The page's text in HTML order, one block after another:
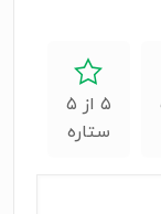
۵ از ۵
ستاره